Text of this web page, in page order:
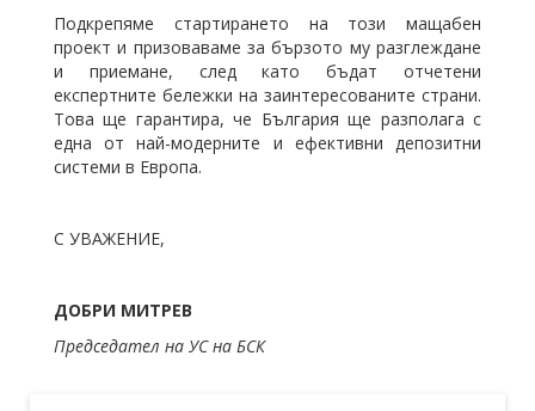
Подкрепяме стартирането на този мащабен
проект и призоваваме за бързото му разглеждане
и приемане, след като бъдат отчетени
експертните бележки на заинтересованите страни.
Това ще гарантира, че България ще разполага с
една от най-модерните и ефективни депозитни
системи в Европа.
С УВАЖЕНИЕ,
ДОБРИ МИТРЕВ
Председател на УС на БСК